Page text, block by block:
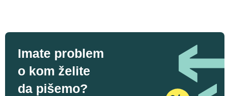
Imate problem
o kom želite
da pišemo?